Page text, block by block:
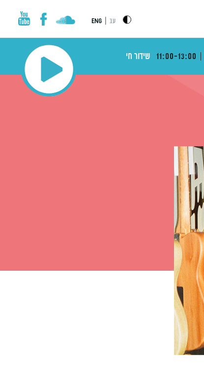
עב ENG
11:00-13:00 שידור חי